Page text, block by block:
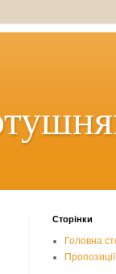
Сторінки
Головна
Пропозиції